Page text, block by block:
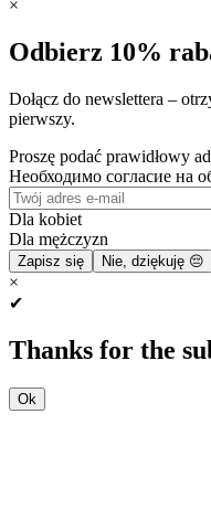
×
Odbierz 10%
Dołącz do newslettera –
pierwszy.
Proszę podać prawidłowy
Необходимо согласие на
Dla kobiet
Dla mężczyzn
Zapisz się Nie, dziękuję 😔
×
✔
Thanks for the
Ok